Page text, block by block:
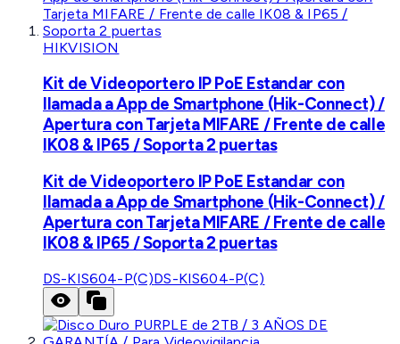
HIKVISION
Kit de Videoportero IP PoE Estandar con
llamada a App de Smartphone (Hik-Connect) /
Apertura con Tarjeta MIFARE / Frente de calle
IK08 & IP65 / Soporta 2 puertas
Kit de Videoportero IP PoE Estandar con
llamada a App de Smartphone (Hik-Connect) /
Apertura con Tarjeta MIFARE / Frente de calle
IK08 & IP65 / Soporta 2 puertas
DS-KIS604-P(C)DS-KIS604-P(C)